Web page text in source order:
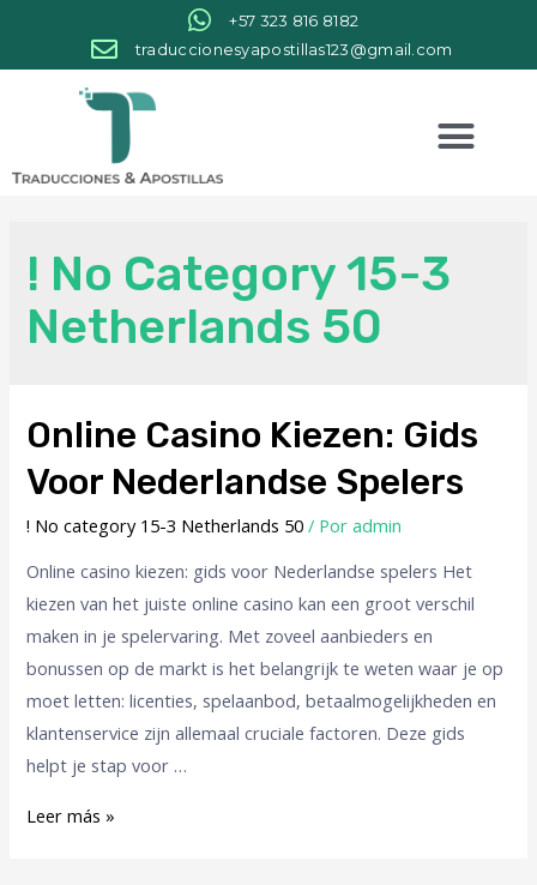
+57 323 816 8182
traduccionesyapostillas123@gmail.com
! No Category 15-3
Netherlands 50
Online Casino Kiezen: Gids
Voor Nederlandse Spelers
! No category 15-3 Netherlands 50 / Poradmin
Online casino kiezen: gids voor Nederlandse spelers Het
kiezen van het juiste online casino kan een groot verschil
maken in je spelervaring. Met zoveel aanbieders en
bonussen op de markt is het belangrijk te weten waar je op
moet letten: licenties, spelaanbod, betaalmogelijkheden en
klantenservice zijn allemaal cruciale factoren. Deze gids
helpt je stap voor …
Leer más »